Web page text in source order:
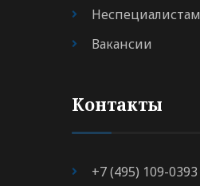
Неспециалистам
Вакансии
Контакты
+7 (495) 109-0393